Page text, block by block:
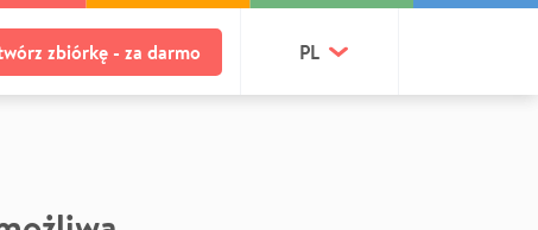
zbiórkę - za darmo PL